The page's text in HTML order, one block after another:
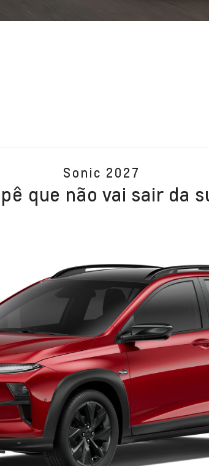
Sonic 2027
que não vai sair da